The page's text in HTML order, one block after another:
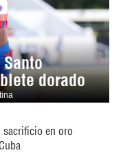
dorado
sacrificio en oro